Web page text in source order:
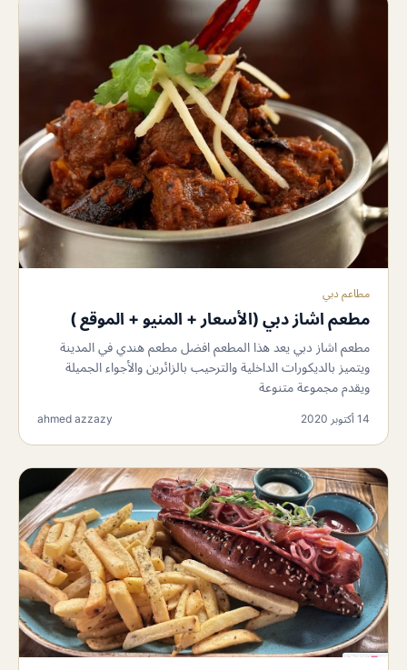
مطاعم دبي
مطعم اشاز دبي (الأسعار + المنيو + الموقع )
مطعم اشاز دبي يعد هذا المطعم افضل مطعم هندي في المدينة
ويتميز بالديكورات الداخلية والترحيب بالزائرين والأجواء الجميلة
ويقدم مجموعة متنوعة
14 أكتوبر 2020 ahmed azzazy